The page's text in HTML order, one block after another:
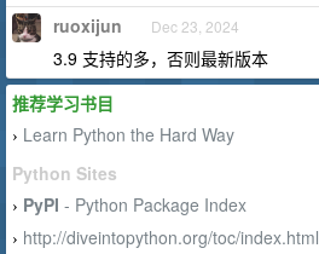
ruoxijun Dec 23, 2024
3.9 支持的多，否则最新版本
推荐学习书目
› Learn Python the Hard Way
Python Sites
› PyPI - Python Package Index
› http://diveintopython.org/toc/index.html